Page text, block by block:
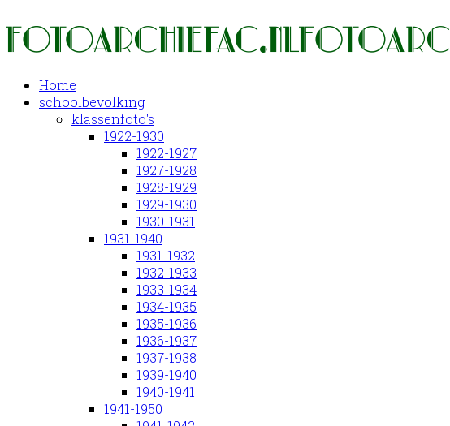
Home
schoolbevolking
klassenfoto's
1922-1930
1922-1927
1927-1928
1928-1929
1929-1930
1930-1931
1931-1940
1931-1932
1932-1933
1933-1934
1934-1935
1935-1936
1936-1937
1937-1938
1939-1940
1940-1941
1941-1950